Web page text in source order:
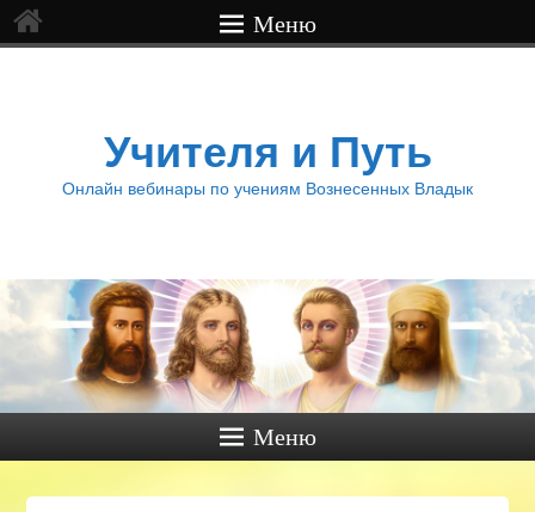
Меню
Учителя и Путь
Онлайн вебинары по учениям Вознесенных Владык
Меню